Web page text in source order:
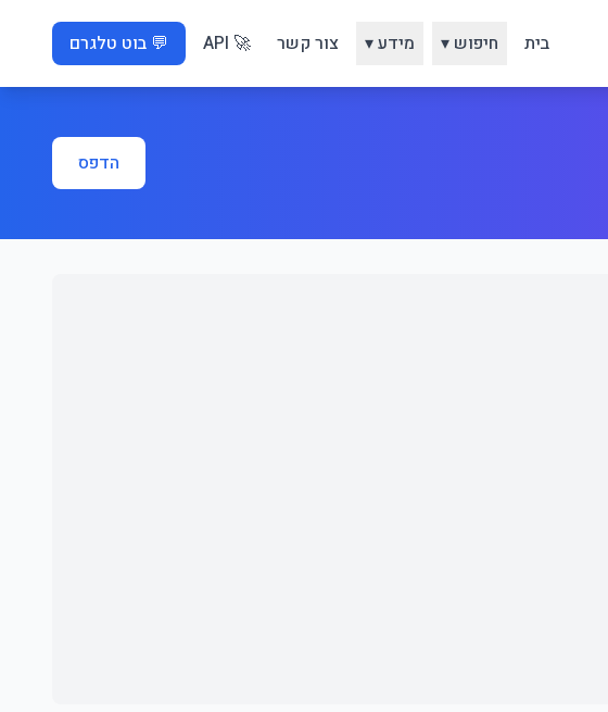
בית חיפוש ▾ מידע ▾ צור קשר 🚀 API 💬 בוט טלגרם
הדפס